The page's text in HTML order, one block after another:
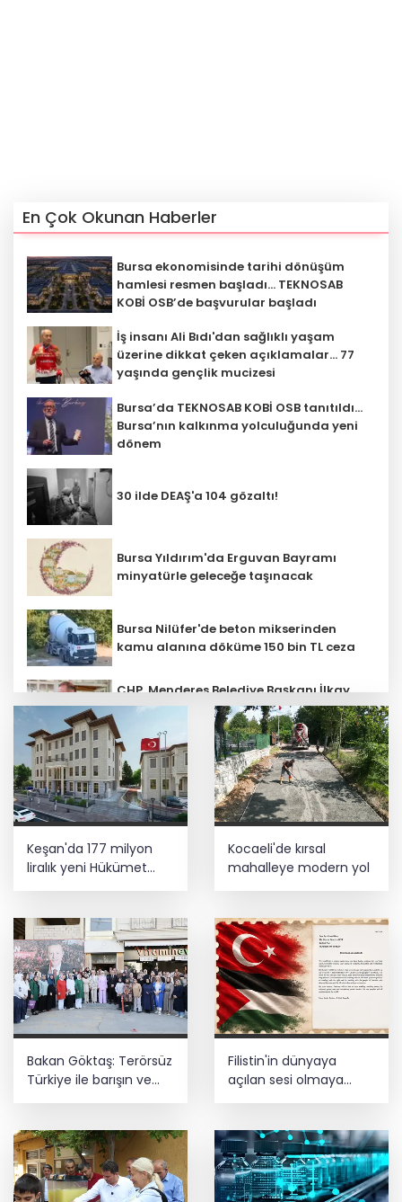
En Çok Okunan Haberler
Bursa ekonomisinde tarihi dönüşüm
hamlesi resmen başladı... TEKNOSAB
KOBİ OSB’de başvurular başladı
İş insanı Ali Bıdı'dan sağlıklı yaşam
üzerine dikkat çeken açıklamalar... 77
yaşında gençlik mucizesi
Bursa’da TEKNOSAB KOBİ OSB tanıtıldı...
Bursa’nın kalkınma yolculuğunda yeni
dönem
30 ilde DEAŞ'a 104 gözaltı!
Bursa Yıldırım'da Erguvan Bayramı
minyatürle geleceğe taşınacak
Bursa Nilüfer'de beton mikserinden
kamu alanına döküme 150 bin TL ceza
CHP, Menderes Belediye Başkanı İlkay
Çiçek'i kesin ihraç talebiyle disipline
sevk etti
Ankara'da uyuşturucu ve fuhuş 8
gözaltı
E-KİP’e Türkiye’nin Dijital Dönüşüm
Ödülü... Kamu kategorisinde zirvede
Arabistan yolcusu
Keşan'da 177 milyon
liralık yeni Hükümet
Konağı'nın temeli atıldı
Kocaeli'de kırsal
mahalleye modern yol
Bakan Göktaş: Terörsüz
Türkiye ile barışın ve
istikrarın güçlendiği
Filistin'in dünyaya
açılan sesi olmaya
devam edeceğiz